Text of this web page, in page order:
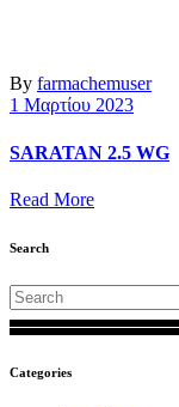
By farmachemuser
1 Μαρτίου 2023
SARATAN 2.5 WG
Read More
Search
Search
for:
Categories